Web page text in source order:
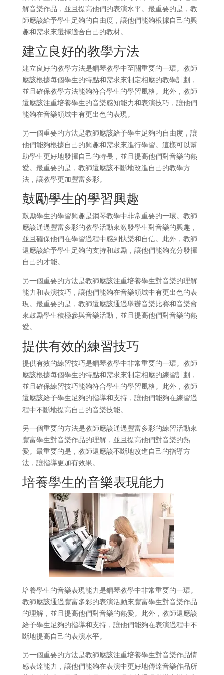
解音樂作品，並且提高他們的表演水平。最重要的是，教
師應該給予學生足夠的自由度，讓他們能夠根據自己的興
趣和需求來選擇適合自己的教材。
建立良好的教學方法
建立良好的教學方法是鋼琴教學中至關重要的一環。教師
應該根據每個學生的特點和需求來制定相應的教學計劃，
並且確保教學方法能夠符合學生的學習風格。此外，教師
還應該注重培養學生的音樂感知能力和表演技巧，讓他們
能夠在音樂領域中有更出色的表現。
另一個重要的方法是教師應該給予學生足夠的自由度，讓
他們能夠根據自己的興趣和需求來進行學習。這樣可以幫
助學生更好地發揮自己的特長，並且提高他們對音樂的熱
愛。最重要的是，教師還應該不斷地改進自己的教學方
法，讓教學更加豐富多彩。
鼓勵學生的學習興趣
鼓勵學生的學習興趣是鋼琴教學中非常重要的一環。教師
應該通過豐富多彩的教學活動來激發學生對音樂的興趣，
並且確保他們在學習過程中感到快樂和自信。此外，教師
還應該給予學生足夠的支持和鼓勵，讓他們能夠充分發揮
自己的才能。
另一個重要的方法是教師應該注重培養學生對音樂的理解
能力和表演技巧，讓他們能夠在音樂領域中有更出色的表
現。最重要的是，教師還應該通過舉辦音樂比賽和音樂會
來鼓勵學生積極參與音樂活動，並且提高他們對音樂的熱
愛。
提供有效的練習技巧
提供有效的練習技巧是鋼琴教學中非常重要的一環。教師
應該根據每個學生的特點和需求來制定相應的練習計劃，
並且確保練習技巧能夠符合學生的學習風格。此外，教師
還應該給予學生足夠的指導和支持，讓他們能夠在練習過
程中不斷地提高自己的音樂技能。
另一個重要的方法是教師應該通過豐富多彩的練習活動來
豐富學生對音樂作品的理解，並且提高他們對音樂的熱
愛。最重要的是，教師還應該不斷地改進自己的指導方
法，讓指導更加有效果。
培養學生的音樂表現能力
培養學生的音樂表現能力是鋼琴教學中非常重要的一環。
教師應該通過豐富多彩的表演活動來豐富學生對音樂作品
的理解，並且提高他們對音樂的熱愛。此外，教師還應該
給予學生足夠的指導和支持，讓他們能夠在表演過程中不
斷地提高自己的表演水平。
另一個重要的方法是教師應該注重培養學生對音樂作品情
感表達能力，讓他們能夠在表演中更好地傳達音樂作品所